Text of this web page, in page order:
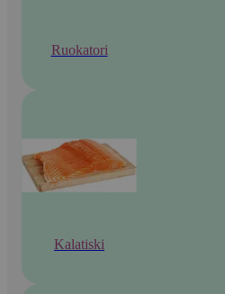
Ruokatori
Kalatiski